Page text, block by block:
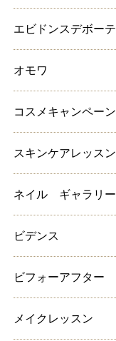
エビドンスデボーテ
オモワ
コスメキャンペーン
スキンケアレッスン
ネイル ギャラリー
ビデンス
ビフォーアフター
メイクレッスン